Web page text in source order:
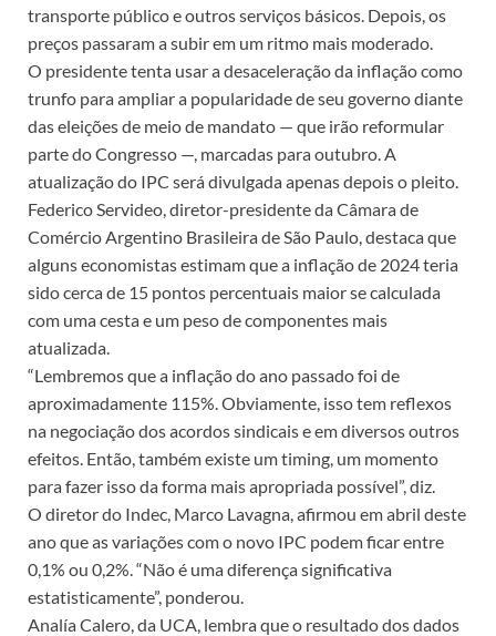
transporte público e outros serviços básicos. Depois, os
preços passaram a subir em um ritmo mais moderado.
O presidente tenta usar a desaceleração da inflação como
trunfo para ampliar a popularidade de seu governo diante
das eleições de meio de mandato — que irão reformular
parte do Congresso —, marcadas para outubro. A
atualização do IPC será divulgada apenas depois o pleito.
Federico Servideo, diretor-presidente da Câmara de
Comércio Argentino Brasileira de São Paulo, destaca que
alguns economistas estimam que a inflação de 2024 teria
sido cerca de 15 pontos percentuais maior se calculada
com uma cesta e um peso de componentes mais
atualizada.
“Lembremos que a inflação do ano passado foi de
aproximadamente 115%. Obviamente, isso tem reflexos
na negociação dos acordos sindicais e em diversos outros
efeitos. Então, também existe um timing, um momento
para fazer isso da forma mais apropriada possível”, diz.
O diretor do Indec, Marco Lavagna, afirmou em abril deste
ano que as variações com o novo IPC podem ficar entre
0,1% ou 0,2%. “Não é uma diferença significativa
estatisticamente”, ponderou.
Analía Calero, da UCA, lembra que o resultado dos dados